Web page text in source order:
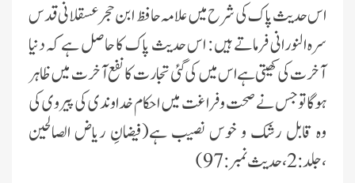
اس حدیث پاک کی شرح میں علامہ حافظ ابن حجر عسقلانی قدس
سرہ النورانی فرماتے ہیں : اس حدیث پاک کا حاصل ہے کہ دنیا
آخرت کی کھیتی ہےاس میں کی گئی تجارت کا نفع آخرت میں ظاہر
ہوگا تو جس نے صحت و فراغت میں احکام خداوندی کی پیروی کی
وہ قابل رشک و خوس نصیب ہے(فیضانِ ریاض الصالحین
،جلد:2،حدیث نمبر:97)